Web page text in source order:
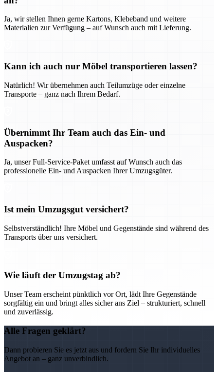
Ja, wir stellen Ihnen gerne Kartons, Klebeband und weitere
Materialien zur Verfügung – auf Wunsch auch mit Lieferung.
Kann ich auch nur Möbel transportieren lassen?
Natürlich! Wir übernehmen auch Teilumzüge oder einzelne
Transporte – ganz nach Ihrem Bedarf.
Übernimmt Ihr Team auch das Ein- und
Auspacken?
Ja, unser Full-Service-Paket umfasst auf Wunsch auch das
professionelle Ein- und Auspacken Ihrer Umzugsgüter.
Ist mein Umzugsgut versichert?
Selbstverständlich! Ihre Möbel und Gegenstände sind während des
Transports über uns versichert.
Wie läuft der Umzugstag ab?
Unser Team erscheint pünktlich vor Ort, lädt Ihre Gegenstände
sorgfältig ein und bringt alles sicher ans Ziel – strukturiert, schnell
und zuverlässig.
Alle Fragen geklärt?
Dann probieren Sie es jetzt aus und fordern Sie Ihr individuelles
Angebot an – ganz unverbindlich.